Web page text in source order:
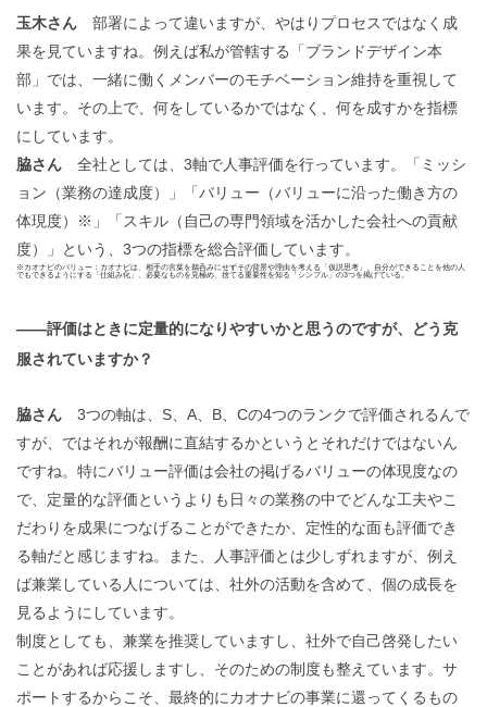
玉木さん 部署によって違いますが、やはりプロセスではなく成
果を見ていますね。例えば私が管轄する「ブランドデザイン本
部」では、一緒に働くメンバーのモチベーション維持を重視して
います。その上で、何をしているかではなく、何を成すかを指標
にしています。
脇さん 全社としては、3軸で人事評価を行っています。「ミッシ
ョン（業務の達成度）」「バリュー（バリューに沿った働き方の
体現度）※」「スキル（自己の専門領域を活かした会社への貢献
度）」という、3つの指標を総合評価しています。
※カオナビのバリュー：カオナビは、相手の言葉を鵜呑みにせずその背景や理由を考える「仮説思考」、自分ができることを他の人
でもできるようにする「仕組み化」、必要なものを見極め、捨てる重要性を知る「シンプル」の3つを掲げている。
——評価はときに定量的になりやすいかと思うのですが、どう克
服されていますか？
脇さん 3つの軸は、S、A、B、Cの4つのランクで評価されるんで
すが、ではそれが報酬に直結するかというとそれだけではないん
ですね。特にバリュー評価は会社の掲げるバリューの体現度なの
で、定量的な評価というよりも日々の業務の中でどんな工夫やこ
だわりを成果につなげることができたか、定性的な面も評価でき
る軸だと感じますね。また、人事評価とは少しずれますが、例え
ば兼業している人については、社外の活動を含めて、個の成長を
見るようにしています。
制度としても、兼業を推奨していますし、社外で自己啓発したい
ことがあれば応援しますし、そのための制度も整えています。サ
ポートするからこそ、最終的にカオナビの事業に還ってくるもの